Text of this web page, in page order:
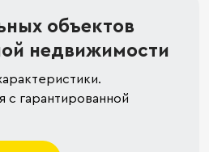
объектов
недвижимости
гарантированной